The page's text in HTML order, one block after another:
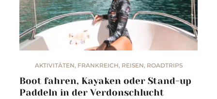
AKTIVITÄTEN, FRANKREICH, REISEN, ROADTRIPS
Boot fahren, Kayaken oder Stand-up
Paddeln in der Verdonschlucht